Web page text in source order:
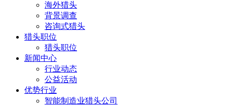
海外猎头
背景调查
咨询式猎头
猎头职位
猎头职位
新闻中心
行业动态
公益活动
优势行业
智能制造业猎头公司